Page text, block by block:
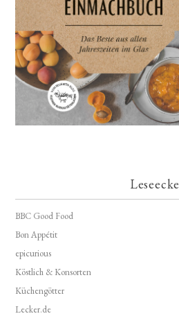
Leseecke
BBC Good Food
Bon Appétit
epicurious
Köstlich & Konsorten
Küchengötter
Lecker.de